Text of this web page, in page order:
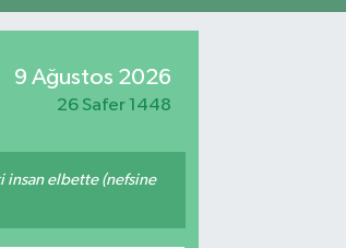
9 Ağustos 2026
26 Safer 1448
insan elbette (nefsine